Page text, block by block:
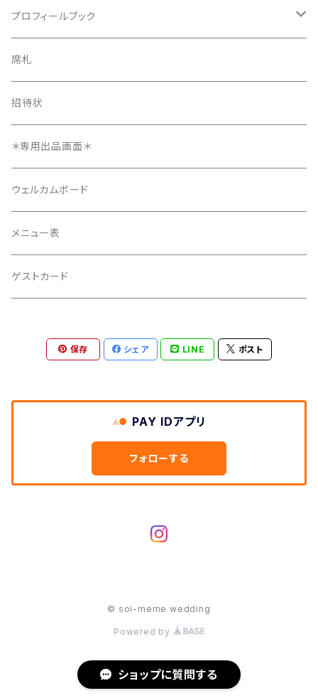
プロフィールブック
長方形タイプ
正方形タイプ
席札
招待状
メニュー表
プロフィールブック
長方形タイプ
8ページ
12ページ
正方形タイプ
席札
招待状
＊専用出品画面＊
ウェルカムボード
メニュー表
ゲストカード
保存 シェア LINE ポスト
PAY IDアプリ
フォローする
© soi-meme wedding
Powered by
ショップに質問する